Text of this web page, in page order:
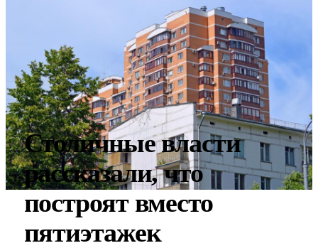
Столичные власти
рассказали, что
построят вместо
пятиэтажек